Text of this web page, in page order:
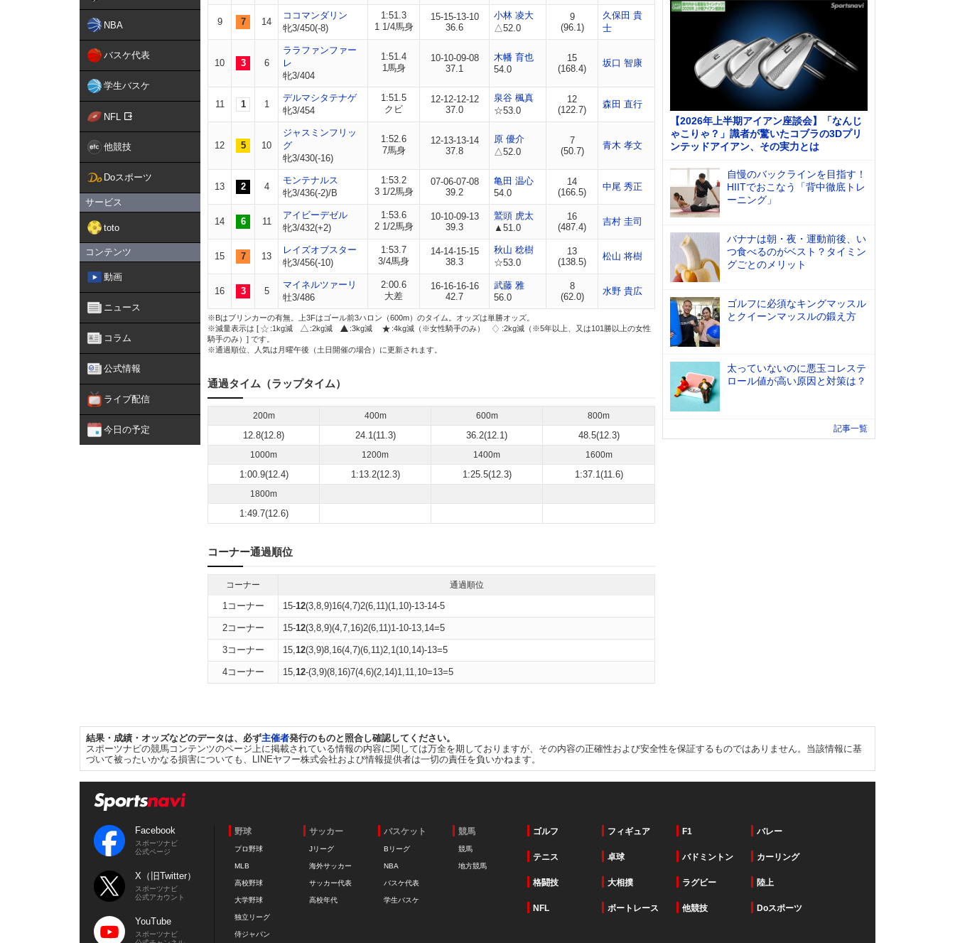
NBA
バスケ代表
学生バスケ
NFL
他競技
Doスポーツ
サービス
toto
コンテンツ
動画
ニュース
コラム
公式情報
ライブ配信
今日の予定
9 7 14
ココマンダリン
牝3/450(-8)
1:51.3
1 1/4馬身
15-15-13-10
36.6
小林 凌大
△52.0
9
(96.1)
久保田 貴
士
10 3 6
ララファンファー
レ
牝3/404
1:51.4
1馬身
10-10-09-08
37.1
木幡 育也
54.0
15
(168.4)
坂口 智康
11 1 1
デルマシタテナゲ
牝3/454
1:51.5
クビ
12-12-12-12
37.0
泉谷 楓真
☆53.0
12
(122.7)
森田 直行
12 5 10
ジャスミンフリッ
グ
牝3/430(-16)
1:52.6
7馬身
12-13-13-14
37.8
原 優介
△52.0
7
(50.7)
青木 孝文
13 2 4
モンテナルス
牝3/436(-2)/B
1:53.2
3 1/2馬身
07-06-07-08
39.2
亀田 温心
54.0
14
(166.5)
中尾 秀正
14 6 11
アイビーデゼル
牝3/432(+2)
1:53.6
2 1/2馬身
10-10-09-13
39.3
鷲頭 虎太
▲51.0
16
(487.4)
吉村 圭司
15 7 13
レイズオブスター
牝3/456(-10)
1:53.7
3/4馬身
14-14-15-15
38.3
秋山 稔樹
☆53.0
13
(138.5)
松山 将樹
16 3 5
マイネルツァーリ
牡3/486
2:00.6
大差
16-16-16-16
42.7
武藤 雅
56.0
8
(62.0)
水野 貴広
※Bはブリンカーの有無。上3Fはゴール前3ハロン（600m）のタイム。オッズは単勝オッズ。
※減量表示は [
:1kg減 :2kg減 :3kg減 :4kg減（※女性騎手のみ）
:2kg減（※5年以上、又は101勝以上の女性
騎手のみ）] です。
※通過順位、人気は月曜午後（土日開催の場合）に更新されます。
通過タイム（ラップタイム）
200m 400m 600m 800m
12.8(12.8) 24.1(11.3) 36.2(12.1) 48.5(12.3)
1000m 1200m 1400m 1600m
1:00.9(12.4) 1:13.2(12.3) 1:25.5(12.3) 1:37.1(11.6)
1800m
1:49.7(12.6)
コーナー通過順位
コーナー 通過順位
1コーナー 15-12(3,8,9)16(4,7)2(6,11)(1,10)-13-14-5
2コーナー 15-12(3,8,9)(4,7,16)2(6,11)1-10-13,14=5
3コーナー 15,12(3,9)8,16(4,7)(6,11)2,1(10,14)-13=5
4コーナー 15,12-(3,9)(8,16)7(4,6)(2,14)1,11,10=13=5
【2026年上半期アイアン座談会】「なんじ
ゃこりゃ？」識者が驚いたコブラの3Dプリ
ンテッドアイアン、その実力とは
自慢のバックラインを目指す！
HIITでおこなう「背中徹底トレ
ーニング」
バナナは朝・夜・運動前後、い
つ食べるのがベスト？タイミン
グごとのメリット
ゴルフに必須なキングマッスル
とクイーンマッスルの鍛え方
太っていないのに悪玉コレステ
ロール値が高い原因と対策は？
記事一覧
結果・成績・オッズなどのデータは、必ず主催者発行のものと照合し確認してください。
スポーツナビの競馬コンテンツのページ上に掲載されている情報の内容に関しては万全を期しておりますが、その内容の正確性および安全性を保証するものではありません。当該情報に基
づいて被ったいかなる損害についても、LINEヤフー株式会社および情報提供者は一切の責任を負いかねます。
Facebook
スポーツナビ
公式ページ
X（旧Twitter）
スポーツナビ
公式アカウント
YouTube
スポーツナビ
野球
プロ野球
MLB
高校野球
大学野球
独立リーグ
侍ジャパン
サッカー
Jリーグ
海外サッカー
サッカー代表
高校年代
バスケット
Bリーグ
NBA
バスケ代表
学生バスケ
競馬
競馬
地方競馬
ゴルフ フィギュア F1 バレー
テニス 卓球 バドミントン カーリング
格闘技 大相撲 ラグビー 陸上
NFL ボートレース 他競技 Doスポーツ